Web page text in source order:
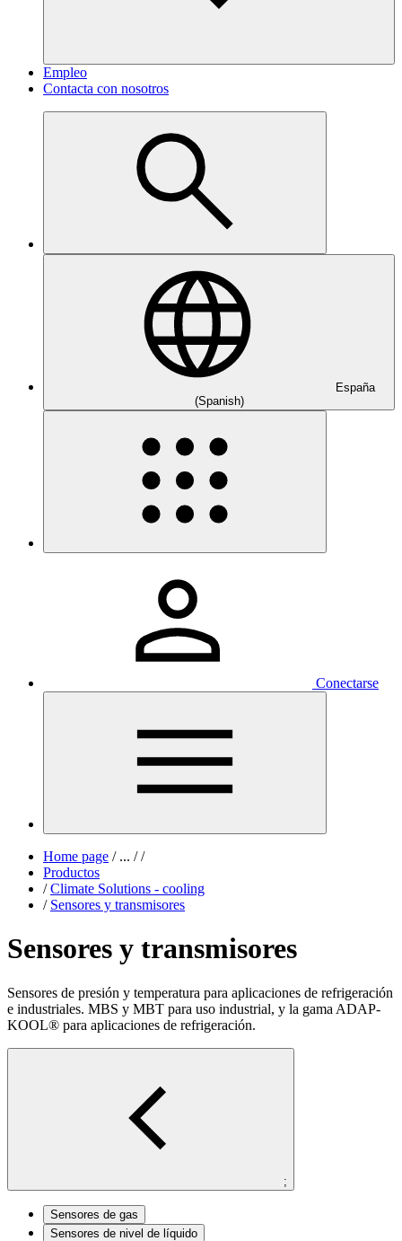
Empleo
Contacta con nosotros
España
(Spanish)
Conectarse
Home page /... / /
Productos
/ Climate Solutions - cooling
/ Sensores y transmisores
Sensores y transmisores
Sensores de presión y temperatura para aplicaciones de refrigeración
e industriales. MBS y MBT para uso industrial, y la gama ADAP-
KOOL® para aplicaciones de refrigeración.
;
Sensores de gas
Sensores de nivel de líquido